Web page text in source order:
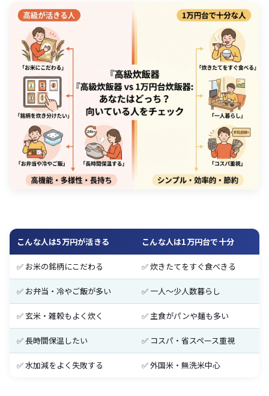
こんな人は5万円が活きる こんな人は1万円台で十分
✅ お米の銘柄にこだわる ✅ 炊きたてをすぐ食べきる
✅ お弁当・冷やご飯が多い ✅ 一人〜少人数暮らし
✅ 玄米・雑穀もよく炊く ✅ 主食がパンや麺も多い
✅ 長時間保温したい ✅ コスパ・省スペース重視
✅ 水加減をよく失敗する ✅ 外国米・無洗米中心